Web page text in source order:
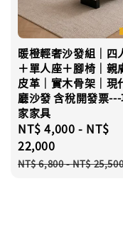
暖橙輕奢沙發組｜四
＋單人座＋腳椅｜親
皮革｜實木骨架｜現
廳沙發 含稅開發票
家家具
Sale
price
NT$ 4,000 - NT$
22,000
Regular
NT$ 6,800-NT$